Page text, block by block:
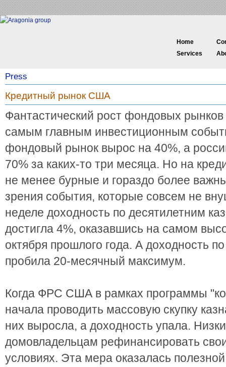
Home
Services
Press
Кредитный рынок США
Фантастический рост фондовых рынков
самым главным инвестиционным
фондовый рынок вырос на 40%, а
70% за каких-то три месяца. Но на
не менее бурные и гораздо более
зрения события, которые совсем не
неделе доходность по десятилетним
достигла 4%, оказавшись на самом
октября прошлого года. А доходность
пробила 20-месячный максимум.
Когда ФРС США в рамках программы
начала проводить массовую скупку
них выросла, а доходность упала.
домовладельцам рефинансировать
условиях. Эта мера оказалась